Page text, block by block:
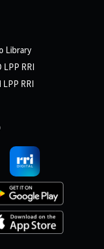
Library
LPP RRI
LPP RRI